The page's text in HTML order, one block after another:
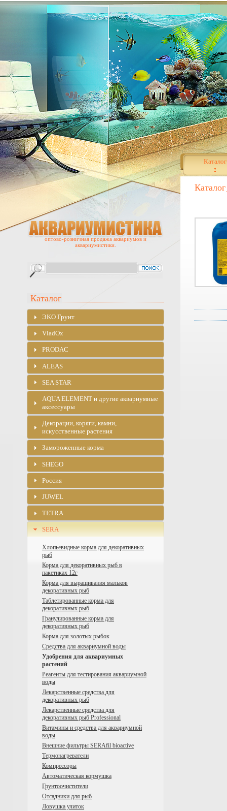
Каталог
Каталог
оптово-розничная продажа аквариумов и
аквариумистики.
Каталог
ЭKO Грунт
VladOx
PRODAC
ALEAS
SEA STAR
AQUA ELEMENT и другие аквариумные
аксессуары
Декорации, коряги, камни,
искусственные растения
Замороженные корма
SHEGO
Россия
JUWEL
TETRA
SERA
Хлопьевидные корма для декоративных
рыб
Корма для декоративных рыб в
пакетиках 12г
Корма для выращивания мальков
декоративных рыб
Таблетированные корма для
декоративных рыб
Гранулированные корма для
декоративных рыб
Корма для золотых рыбок
Средства для аквариумной воды
Удобрения для аквариумных
растений
Реагенты для тестирования аквариумной
воды
Лекарственные средства для
декоративных рыб
Лекарственные средства для
декоративных рыб Professional
Витамины и средства для аквариумной
воды
Внешние фильтры SERAfil bioactive
Tермонагреватели
Компрессоры
Автоматическая кормушка
Грунтоочистители
Отсадники для рыб
Ловушка улиток